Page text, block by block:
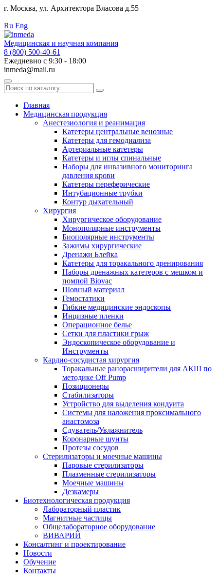
г. Москва, ул. Архитектора Власова д.55
Ru Eng
Медицинская и научная компания
8 (800) 500-40-61
Ежедневно с 9:30 - 18:00
inmeda@mail.ru
Поиск
по
каталогуГлавная
Медицинская продукция
Анестезиология и реанимация
Катетеры центральные венозные
Катетеры для гемодиализа
Артериальные катетеры
Катетеры и иглы спинальные
Наборы для инвазивного мониторинга
давления крови
Катетеры переферические
Интубационные трубки
Контур дыхательный
Хирургия
Хирургическое оборудование
Монополярные инструменты
Биополярные инструменты
Зажимы хирургические
Дренажи Блейка
Катетеры для торакального дренирования
Наборы дренажных катетеров с мешком и
помпой Biovac
Шовный материал
Гемостатики
Гибкие медицинские эндоскопы
Инцизные пленки
Операционное белье
Сетки для пластики грыж
Эндоскопическое оборудование и
Инструменты
Кардио-сосудистая хирургия
Торакальные ранорасширители для АКШ по
методике Off Pump
Позиционеры
Стабилизаторы
Устройство для выделения кондуита
Системы для наложения проксимального
анастомоза
Сдуватель/Увлажнитель
Коронарные шунты
Протезы сосудов
Стерилизаторы и моечные машины
Паровые стерилизаторы
Плазменные стерилизаторы
Моечные машины
Дезкамеры
Биотехнологическая продукция
Лабораторный пластик
Магнитные частицы
Общелабораторное оборудование
ВИВАРИЙ
Консалтинг и проектирование
Новости
Обучение
Контакты